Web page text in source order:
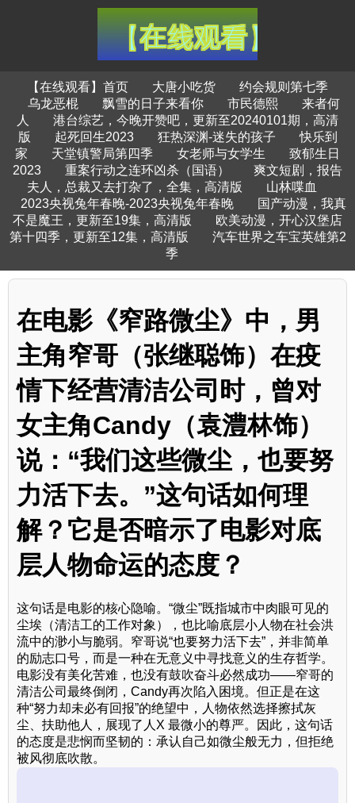
【在线观看】首页 大唐小吃货
约会规则第七季
乌龙恶棍
飘雪的日子来看你 市民德熙
来者何
人
港台综艺，今晚开赞吧，更新至20240101期，高清
版
起死回生2023 狂热深渊-迷失的孩子
快乐到
家
天堂镇警局第四季 女老师与女学生
致郁生日
2023
重案行动之连环凶杀（国语）
爽文短剧，报告
夫人，总裁又去打杂了，全集，高清版
山林喋血
2023央视兔年春晚-2023央视兔年春晚
国产动漫，我真
不是魔王，更新至19集，高清版
欧美动漫，开心汉堡店
第十四季，更新至12集，高清版
汽车世界之车宝英雄第2
季
在电影《窄路微尘》中，男
主角窄哥（张继聪饰）在疫
情下经营清洁公司时，曾对
女主角Candy（袁澧林饰）
说：“我们这些微尘，也要努
力活下去。”这句话如何理
解？它是否暗示了电影对底
层人物命运的态度？
这句话是电影的核心隐喻。“微尘”既指城市中肉眼可见的
尘埃（清洁工的工作对象），也比喻底层小人物在社会洪
流中的渺小与脆弱。窄哥说“也要努力活下去”，并非简单
的励志口号，而是一种在无意义中寻找意义的生存哲学。
电影没有美化苦难，也没有鼓吹奋斗必然成功——窄哥的
清洁公司最终倒闭，Candy再次陷入困境。但正是在这
种“努力却未必有回报”的绝望中，人物依然选择擦拭灰
尘、扶助他人，展现了人X 最微小的尊严。因此，这句话
的态度是悲悯而坚韧的：承认自己如微尘般无力，但拒绝
被风彻底吹散。